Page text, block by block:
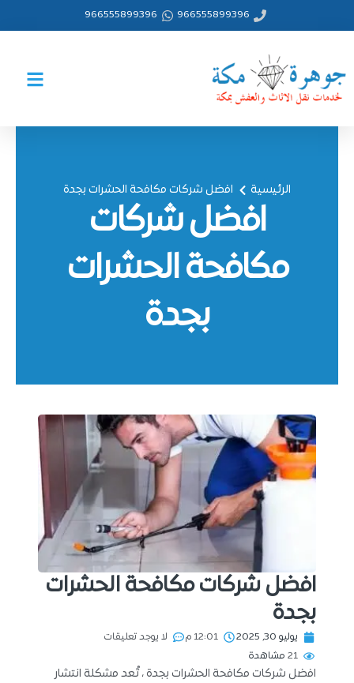
966555899396
966555899396
الرئيسية افضل شركات مكافحة الحشرات بجدة
افضل شركات
مكافحة الحشرات
بجدة
افضل شركات مكافحة الحشرات
بجدة
يوليو 30, 2025 12:01 م
لا يوجد تعليقات
21 مشاهدة
افضل شركات مكافحة الحشرات بجدة ، تُعد مشكلة انتشار